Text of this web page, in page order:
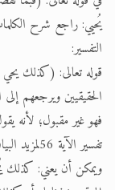
يُحيي: راجع شرح الكلمات
التفسير:
قوله تعالى: (كذلك يحي
الحقيقيين ويرجعهم
فهو غير مقبول؛ لأنه
تفسير الآية 56لمزيد البيان).
ويمكن أن يعني: كذلك